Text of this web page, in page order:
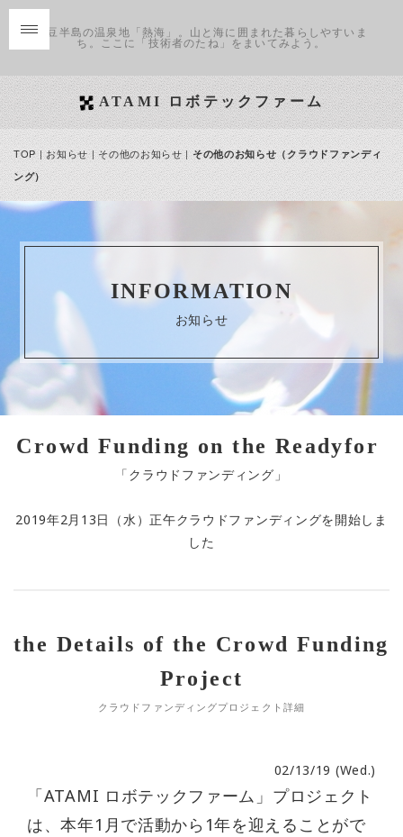
伊豆半島の温泉地「熱海」。山と海に囲まれた暮らしやすいま
ち。ここに「技術者のたね」をまいてみよう。
ATAMI ロボテックファーム
TOP|お知らせ| その他のお知らせ | その他のお知らせ（クラウドファンディ
ング）
INFORMATION
お知らせ
Crowd Funding on the Readyfor
「クラウドファンディング」
2019年2月13日（水）正午クラウドファンディングを開始しま
した
the Details of the Crowd Funding
Project
クラウドファンディングプロジェクト詳細
02/13/19 (Wed.)
「ATAMI ロボテックファーム」プロジェクト
は、本年1月で活動から1年を迎えることがで